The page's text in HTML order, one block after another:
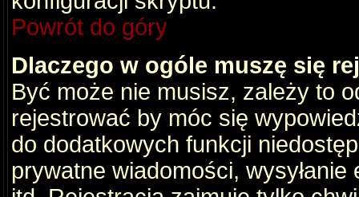
Powrót do góry
Dlaczego w ogóle muszę się
Być może nie musisz, zależy to
rejestrować by móc się
do dodatkowych funkcji
prywatne wiadomości,